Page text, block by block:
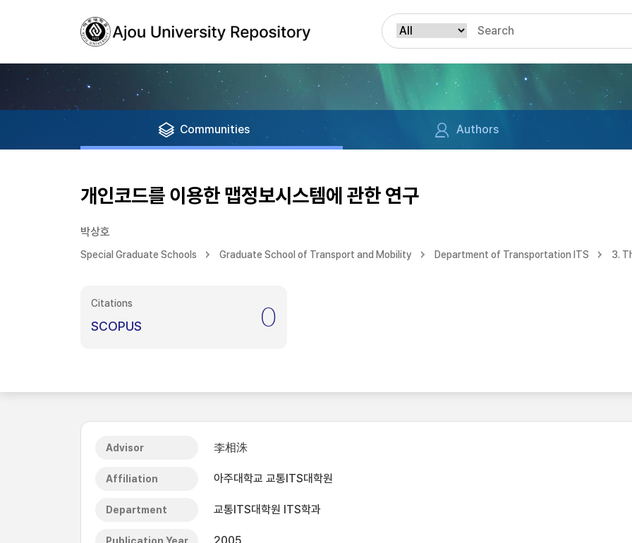
Communities Authors
개인코드를 이용한 맵정보시스템에 관한 연구
박상호
Special Graduate Schools Graduate School of Transport and Mobility Department of Transportation ITS 3.
Citations
SCOPUS 0
Advisor 李相洙
Affiliation 아주대학교 교통ITS대학원
Department 교통ITS대학원 ITS학과